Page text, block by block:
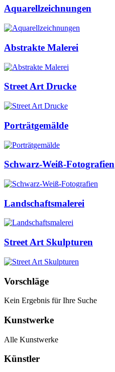
Aquarellzeichnungen
Abstrakte Malerei
Street Art Drucke
Porträtgemälde
Schwarz-Weiß-Fotografien
Landschaftsmalerei
Street Art Skulpturen
Vorschläge
Kein Ergebnis für Ihre Suche
Kunstwerke
Alle Kunstwerke
Künstler